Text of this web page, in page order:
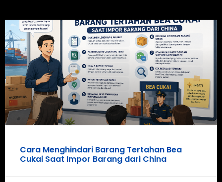
Cara Menghindari Barang Tertahan Bea
Cukai Saat Impor Barang dari China